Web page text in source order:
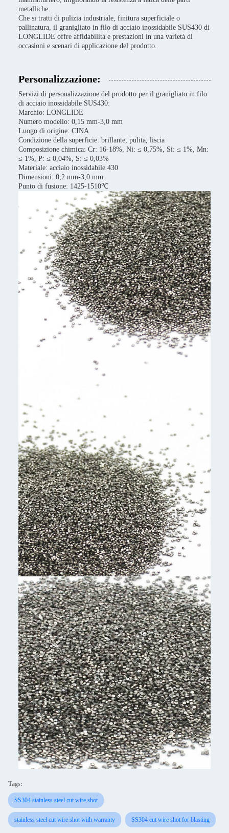
metalliche.
Che si tratti di pulizia industriale, finitura superficiale o
pallinatura, il granigliato in filo di acciaio inossidabile SUS430 di
LONGLIDE offre affidabilità e prestazioni in una varietà di
occasioni e scenari di applicazione del prodotto.
Personalizzazione:
Servizi di personalizzazione del prodotto per il granigliato in filo
di acciaio inossidabile SUS430:
Marchio: LONGLIDE
Numero modello: 0,15 mm-3,0 mm
Luogo di origine: CINA
Condizione della superficie: brillante, pulita, liscia
Composizione chimica: Cr: 16-18%, Ni: ≤ 0,75%, Si: ≤ 1%, Mn:
≤ 1%, P: ≤ 0,04%, S: ≤ 0,03%
Materiale: acciaio inossidabile 430
Dimensioni: 0,2 mm-3,0 mm
Punto di fusione: 1425-1510℃
Tags:
SS304 stainless steel cut wire shot
stainless steel cut wire shot with warranty SS304 cut wire shot for blasting